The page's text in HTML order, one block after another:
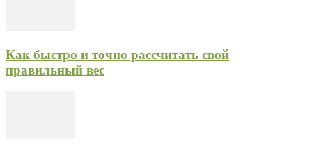
Как быстро и точно рассчитать свой
правильный вес